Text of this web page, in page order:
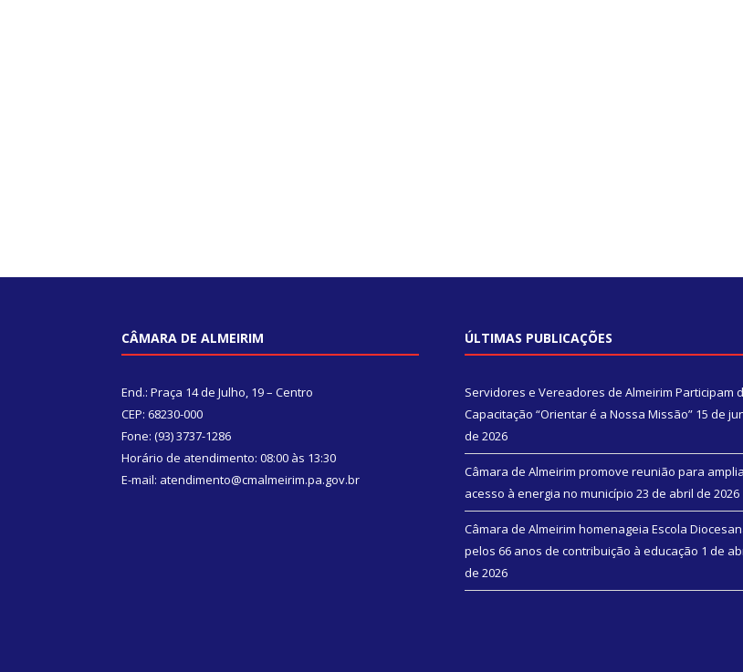
CÂMARA DE ALMEIRIM
End.: Praça 14 de Julho, 19 – Centro
CEP: 68230-000
Fone: (93) 3737-1286
Horário de atendimento: 08:00 às 13:30
E-mail: atendimento@cmalmeirim.pa.gov.br
ÚLTIMAS PUBLICAÇÕES
Servidores e Vereadores de Almeirim Participam
Capacitação “Orientar é a Nossa Missão” 15 de
de 2026
Câmara de Almeirim promove reunião para
acesso à energia no município 23 de abril de 2026
Câmara de Almeirim homenageia Escola
pelos 66 anos de contribuição à educação 1 de
de 2026